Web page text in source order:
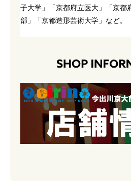
子大学」「京都府立医大」「京都
部」「京都造形芸術大学」など。